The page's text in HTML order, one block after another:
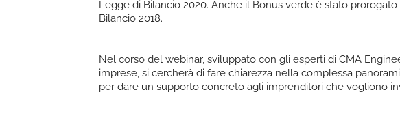
Legge di Bilancio 2020. Anche il Bonus verde è stato
Bilancio 2018.
Nel corso del webinar, sviluppato con gli esperti di CMA
imprese, si cercherà di fare chiarezza nella complessa
per dare un supporto concreto agli imprenditori che vogliono